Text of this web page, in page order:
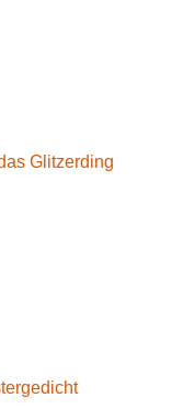
Glitzerding